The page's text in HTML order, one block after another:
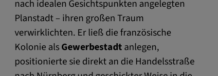
nach idealen Gesichtspunkten angelegten
Planstadt – ihren großen Traum
verwirklichten. Er ließ die französische
Kolonie alsGewerbestadtanlegen,
positionierte sie direkt an die Handelsstraße